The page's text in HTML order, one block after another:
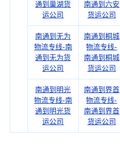
通到巢湖货
运公司
南通到六安
货运公司
南通到无为
物流专线-南
通到无为货
运公司
南通到桐城
物流专线-
南通到桐城
货运公司
南通到明光
物流专线-南
通到明光货
运公司
南通到界首
物流专线-
南通到界首
货运公司